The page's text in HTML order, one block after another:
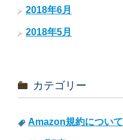
2018年6月
2018年5月
カテゴリー
Amazon規約について